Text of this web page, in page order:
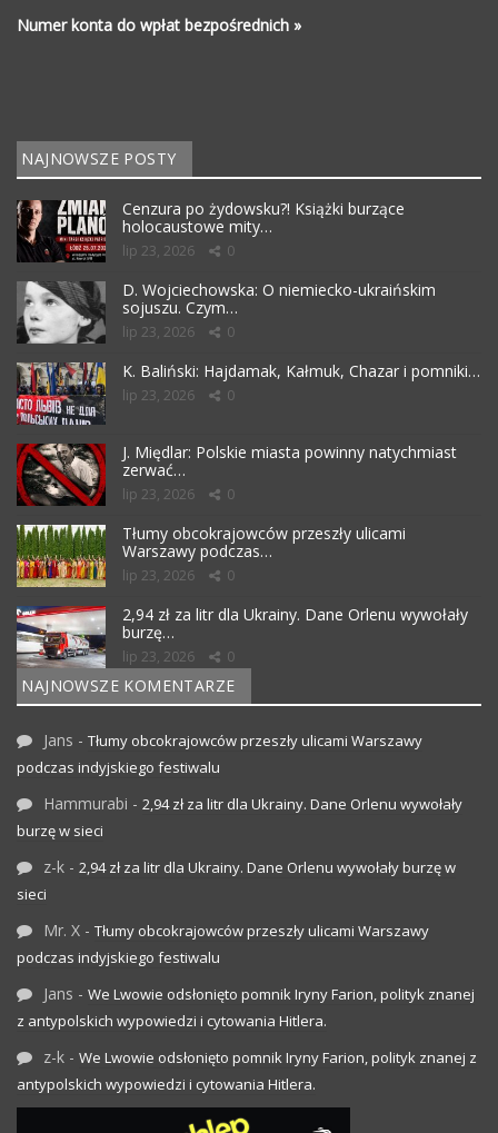
Numer konta do wpłat bezpośrednich »
NAJNOWSZE POSTY
Cenzura po żydowsku?! Książki burzące
holocaustowe mity…
lip 23, 2026 0
D. Wojciechowska: O niemiecko-ukraińskim
sojuszu. Czym…
lip 23, 2026 0
K. Baliński: Hajdamak, Kałmuk, Chazar i pomniki…
lip 23, 2026 0
J. Międlar: Polskie miasta powinny natychmiast
zerwać…
lip 23, 2026 0
Tłumy obcokrajowców przeszły ulicami
Warszawy podczas…
lip 23, 2026 0
2,94 zł za litr dla Ukrainy. Dane Orlenu wywołały
burzę…
lip 23, 2026 0
NAJNOWSZE KOMENTARZE
Jans - Tłumy obcokrajowców przeszły ulicami Warszawy
podczas indyjskiego festiwalu
Hammurabi - 2,94 zł za litr dla Ukrainy. Dane Orlenu wywołały
burzę w sieci
z-k - 2,94 zł za litr dla Ukrainy. Dane Orlenu wywołały burzę w
sieci
Mr. X - Tłumy obcokrajowców przeszły ulicami Warszawy
podczas indyjskiego festiwalu
Jans - We Lwowie odsłonięto pomnik Iryny Farion, polityk znanej
z antypolskich wypowiedzi i cytowania Hitlera.
z-k - We Lwowie odsłonięto pomnik Iryny Farion, polityk znanej z
antypolskich wypowiedzi i cytowania Hitlera.